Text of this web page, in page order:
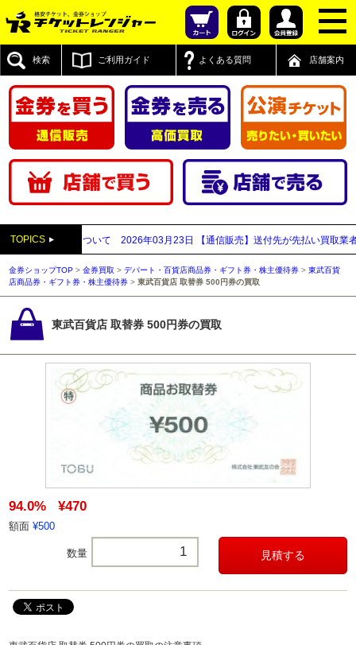
検索 ご利用ガイド よくある質問 店舗案内
TOPICS
宿西口店について 2026年03月23日 【通信販売】送付先が先払い買取業者と思
金券ショップTOP >金券買取 >デパート・百貨店商品券・ギフト券・株主優待券 >東武百貨
店商品券・ギフト券・株主優待券 >東武百貨店 取替券 500円券の買取
東武百貨店 取替券 500円券の買取
94.0% ¥470
額面 ¥500
数量